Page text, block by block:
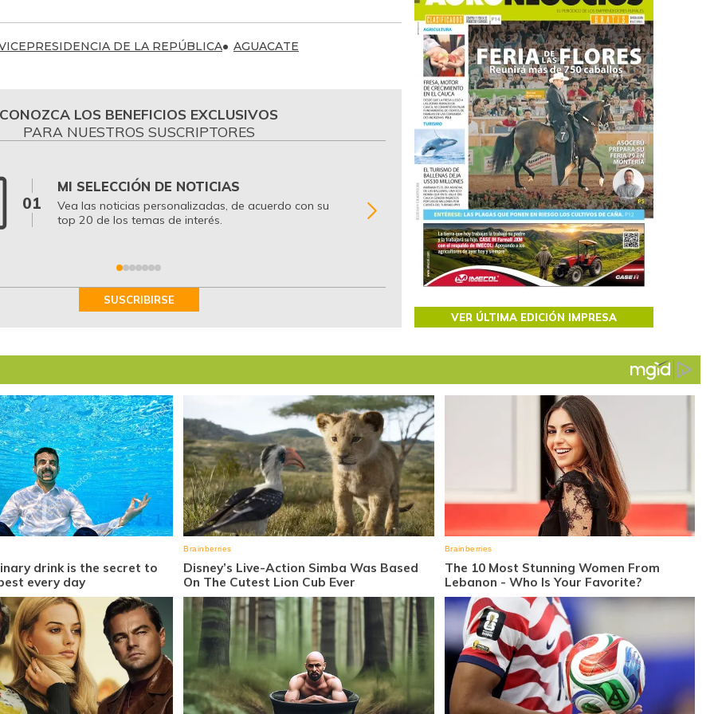
DE LA REPÚBLICA AGUACATE
CONOZCA LOS BENEFICIOS EXCLUSIVOS
PARA NUESTROS SUSCRIPTORES
01
MI SELECCIÓN DE NOTICIAS
Vea las noticias personalizadas, de acuerdo con su
top 20 de los temas de interés.
02
BITÁCORA EMPRESARIAL 10.000 LR
Recopilación clasificada por sectores
regiones del comportamiento general y
de las 10.000 primeras empresas en ventas
Colombia.
SUSCRIBIRSE
VER ÚLTIMA EDICIÓN IMPRESA